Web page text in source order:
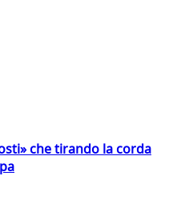
che tirando la corda